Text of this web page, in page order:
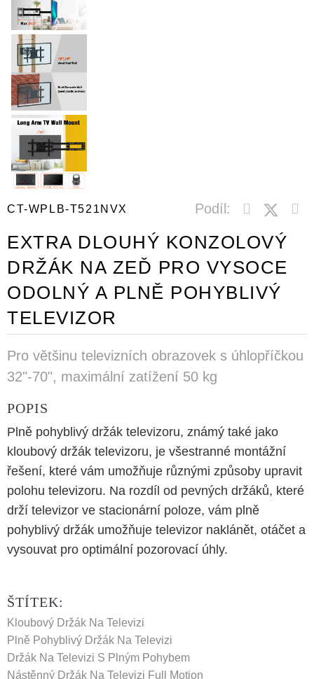
CT-WPLB-T521NVX Podíl:
EXTRA DLOUHÝ KONZOLOVÝ
DRŽÁK NA ZEĎ PRO VYSOCE
ODOLNÝ A PLNĚ POHYBLIVÝ
TELEVIZOR
Pro většinu televizních obrazovek s úhlopříčkou
32"-70", maximální zatížení 50 kg
POPIS
Plně pohyblivý držák televizoru, známý také jako
kloubový držák televizoru, je všestranné montážní
řešení, které vám umožňuje různými způsoby upravit
polohu televizoru. Na rozdíl od pevných držáků, které
drží televizor ve stacionární poloze, vám plně
pohyblivý držák umožňuje televizor naklánět, otáčet a
vysouvat pro optimální pozorovací úhly.
ŠTÍTEK:
Kloubový Držák Na Televizi
Plně Pohyblivý Držák Na Televizi
Držák Na Televizi S Plným Pohybem
Nástěnný Držák Na Televizi Full Motion